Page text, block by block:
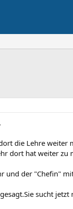
die Lehre weiter
dort hat weiter zu
und der "Chefin"
sucht